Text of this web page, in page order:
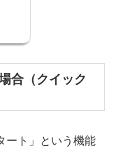
合（クイック
ート」という機能